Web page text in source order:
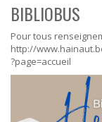
BIBLIOBUS
Pour tous
http://
?page=accueil